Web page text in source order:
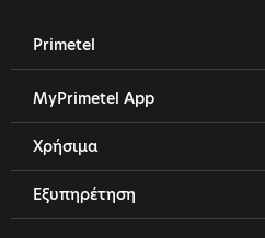
Primetel
MyPrimetel App
Χρήσιμα
Εξυπηρέτηση